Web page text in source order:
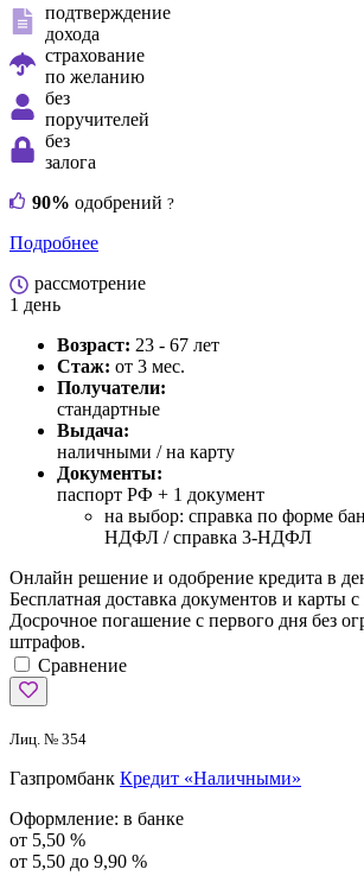
подтверждение
дохода
страхование
по желанию
без
поручителей
без
залога
90% одобрений ?
Подробнее
рассмотрение
1 день
Возраст: 23 - 67 лет
Стаж: от 3 мес.
Получатели:
стандартные
Выдача:
наличными / на карту
Документы:
паспорт РФ + 1 документ
на выбор: справка по форме
НДФЛ / справка 3-НДФЛ
Онлайн решение и одобрение кредита в
Бесплатная доставка документов и карты
Досрочное погашение с первого дня без
штрафов.
Сравнение
Лиц. № 354
Газпромбанк Кредит «Наличными»
Оформление: в банке
от 5,50 %
от 5,50 до 9,90 %